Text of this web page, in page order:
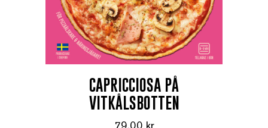
CAPRICCIOSA PÅ
VITKÅLSBOTTEN